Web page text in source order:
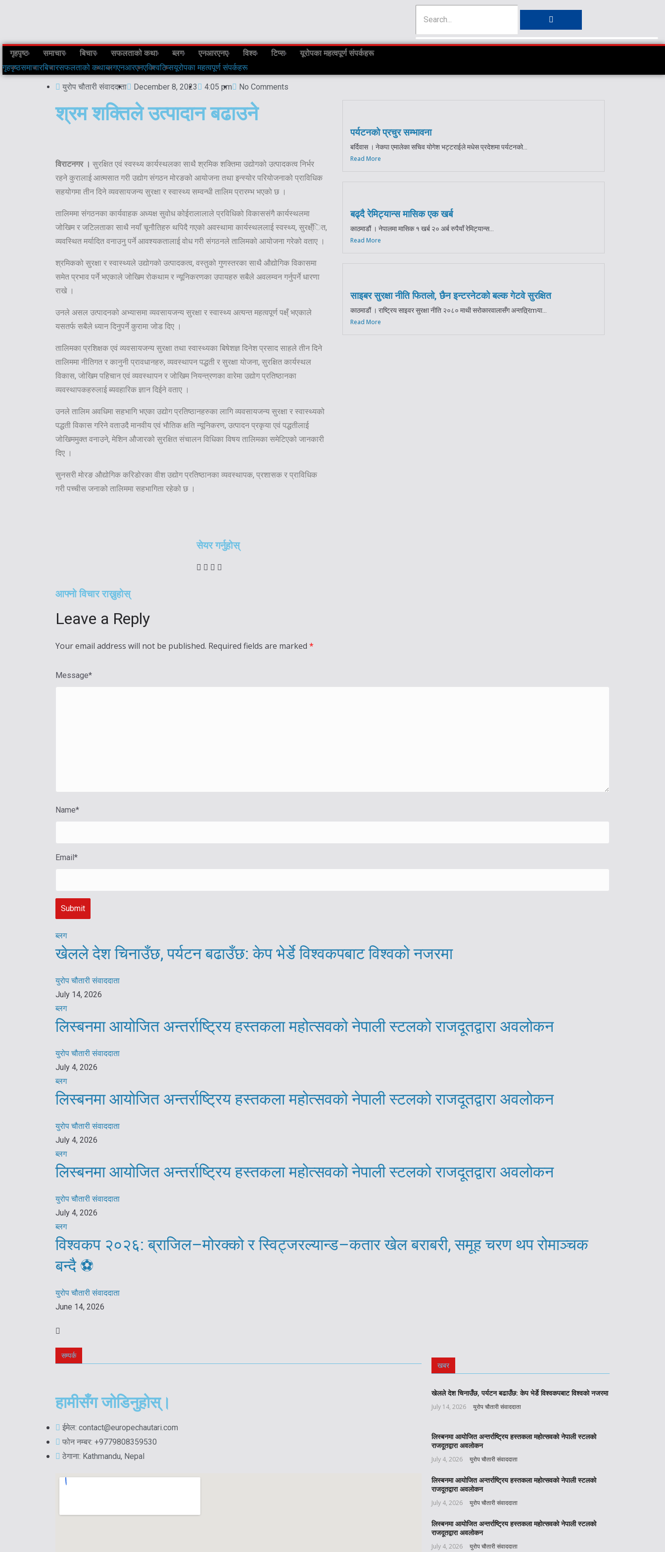
गृहपृष्ठ समाचार बिचार सफलताको कथा ब्लग एनआरएनए विश्व टिप्स
यूरोपका महत्वपूर्ण संपर्कहरू
गृहपृष्ठसमाचारबिचारसफलताको कथाब्लगएनआरएनएविश्वटिप्सयूरोपका महत्वपूर्ण संपर्कहरू
युरोप चौतारी संवाददाता December 8, 2023 4:05 pm No Comments
श्रम शक्तिले उत्पादान बढाउने
विराटनगर । सुरक्षित एवं स्वस्थ्य कार्यस्थलका साथै श्रमिक शक्तिमा उद्योगको उत्पादकत्व निर्भर
रहने कुरालाई आत्मसात गरी उद्योग संगठन मोरङको आयोजना तथा इन्स्योर परियोजनाको प्राविधिक
सहयोगमा तीन दिने व्यवसायजन्य सुरक्षा र स्वास्थ्य सम्वन्धी तालिम प्रारम्भ भएको छ ।
तालिममा संगठनका कार्यवाहक अध्यक्ष सुवोध कोईरालालाले प्रविधिको विकाससंगै कार्यस्थलमा
जोखिम र जटिलताका साथै नयाँ चूनौतिहरु थपिदै गएको अवस्थामा कार्यस्थललाई स्वस्थ्य, सुरक्ष्ँित,
व्यवस्थित मर्यादित वनाउनु पर्ने आवश्यकतालाई वोध गरी संगठनले तालिमको आयोजना गरेको वताए ।
श्रमिकको सुरक्षा र स्वास्थ्यले उद्योगको उत्पादकत्व, वस्तुको गुणस्तरका साथै औद्योगिक विकासमा
समेत प्रभाव पर्ने भएकाले जोखिम रोकथाम र न्यूनिकरणका उपायहरु सबैले अवलम्वन गर्नुपर्ने धारणा
राखे ।
उनले असल उत्पादनको अभ्यासमा व्यवसायजन्य सुरक्षा र स्वास्थ्य अत्यन्त महत्वपूर्ण पक्ष्ँ भएकाले
यसतर्फ सबैले ध्यान दिनुपर्ने कुरामा जोड दिए ।
तालिमका प्रशिक्षक एवं व्यवसायजन्य सुरक्षा तथा स्वास्थ्यका बिषेशज्ञ दिनेश प्रसाद साहले तीन दिने
तालिममा नीतिगत र कानुनी प्रावधानहरु, व्यवस्थापन पद्धती र सुरक्षा योजना, सुरक्षित कार्यस्थल
विकास, जोखिम पहिचान एवं व्यवस्थापन र जोखिम नियन्त्रणका वारेमा उद्योग प्रतिष्ठानका
व्यवस्थापकहरुलाई ब्यवहारिक ज्ञान दिईने वताए ।
उनले तालिम अवधिमा सहभागि भएका उद्योग प्रतिष्ठानहरुका लागि व्यवसायजन्य सुरक्षा र स्वास्थ्यको
पद्धती विकास गरिने वताउदै मानवीय एवं भौतिक क्षति न्यूनिकरण, उत्पादन प्रकृया एवं पद्धतीलाई
जोखिममुक्त वनाउने, मेशिन औजारको सुरक्षित संचालन विधिका विषय तालिमका समेटिएको जानकारी
दिए ।
सुनसरी मोरङ औद्योगिक करिडोरका वीश उद्योग प्रतिष्ठानका व्यवस्थापक, प्रशासक र प्राविधिक
गरी पच्चीस जनाको तालिममा सहभागिता रहेको छ ।
सेयर गर्नुहोस्
पर्यटनको प्रचुर सम्भावना
बर्दिवास । नेकपा एमालेका सचिव योगेश भट्टराईले मधेस प्रदेशमा पर्यटनको...
Read More
बढ्दै रेमिट्यान्स मासिक एक खर्ब
काठमाडौं । नेपालमा मासिक १ खर्ब २० अर्ब रुपैयाँ रेमिट्यान्स...
Read More
साइबर सुरक्षा नीति फितलो, छैन इन्टरनेटको बल्क गेटवे सुरक्षित
काठमाडौं । राष्ट्रिय साइवर सुरक्षा नीति २०८० माथी सरोकारवालासँग अन्तत्र्रिmया...
Read More
आफ्नो विचार राख्नुहोस्
Leave a Reply
Your email address will not be published. Required fields are marked *
Message*
Name*
Email*
ब्लग
खेलले देश चिनाउँछ, पर्यटन बढाउँछ: केप भेर्डे विश्वकपबाट विश्वको नजरमा
युरोप चौतारी संवाददाता
July 14, 2026
ब्लग
लिस्बनमा आयोजित अन्तर्राष्ट्रिय हस्तकला महोत्सवको नेपाली स्टलको राजदूतद्वारा अवलोकन
युरोप चौतारी संवाददाता
July 4, 2026
ब्लग
लिस्बनमा आयोजित अन्तर्राष्ट्रिय हस्तकला महोत्सवको नेपाली स्टलको राजदूतद्वारा अवलोकन
युरोप चौतारी संवाददाता
July 4, 2026
ब्लग
लिस्बनमा आयोजित अन्तर्राष्ट्रिय हस्तकला महोत्सवको नेपाली स्टलको राजदूतद्वारा अवलोकन
युरोप चौतारी संवाददाता
July 4, 2026
ब्लग
विश्वकप २०२६: ब्राजिल–मोरक्को र स्विट्जरल्यान्ड–कतार खेल बराबरी, समूह चरण थप रोमाञ्चक
बन्दै ⚽️
युरोप चौतारी संवाददाता
June 14, 2026
सम्पर्क
हामीसँग जोडिनुहोस्।
ईमेल: contact@europechautari.com
फोन नम्बर: +9779808359530
ठेगाना: Kathmandu, Nepal
खबर
खेलले देश चिनाउँछ, पर्यटन बढाउँछ: केप भेर्डे विश्वकपबाट विश्वको नजरमा
July 14, 2026 युरोप चौतारी संवाददाता
लिस्बनमा आयोजित अन्तर्राष्ट्रिय हस्तकला महोत्सवको नेपाली स्टलको
राजदूतद्वारा अवलोकन
July 4, 2026 युरोप चौतारी संवाददाता
लिस्बनमा आयोजित अन्तर्राष्ट्रिय हस्तकला महोत्सवको नेपाली स्टलको
राजदूतद्वारा अवलोकन
July 4, 2026 युरोप चौतारी संवाददाता
लिस्बनमा आयोजित अन्तर्राष्ट्रिय हस्तकला महोत्सवको नेपाली स्टलको
राजदूतद्वारा अवलोकन
July 4, 2026 युरोप चौतारी संवाददाता